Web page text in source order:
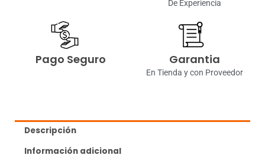
De Experiencia
Pago Seguro Garantia
En Tienda y con Proveedor
Descripción
Información adicional